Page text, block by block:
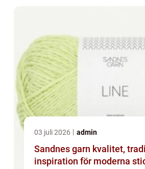
03 juli 2026 admin
Sandnes garn kvalitet, tradition och
inspiration för moderna